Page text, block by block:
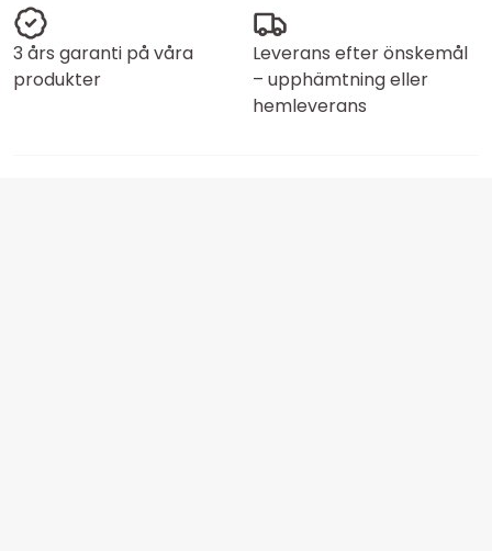
3 års garanti på våra
produkter
Leverans efter önskemål
– upphämtning eller
hemleverans